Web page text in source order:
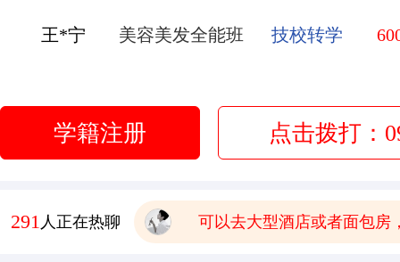
赵*弟 无人机应用技术 初中毕业
管*飞 金鼎大厨班 高中毕业
学籍注册 点击拨打：
291 人正在热聊
学校环境怎么样啊 视频上
学费多少钱